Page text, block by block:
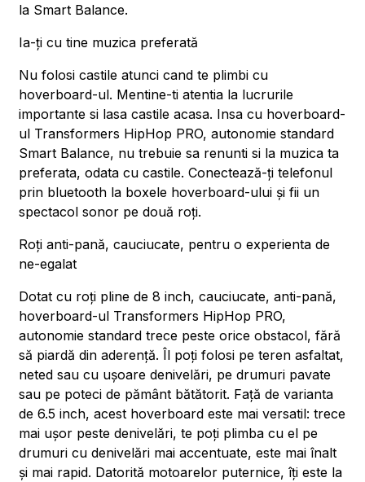
la Smart Balance.
Ia-ți cu tine muzica preferată
Nu folosi castile atunci cand te plimbi cu
hoverboard-ul. Mentine-ti atentia la lucrurile
importante si lasa castile acasa. Insa cu hoverboard-
ul Transformers HipHop PRO, autonomie standard
Smart Balance, nu trebuie sa renunti si la muzica ta
preferata, odata cu castile. Conectează-ți telefonul
prin bluetooth la boxele hoverboard-ului și fii un
spectacol sonor pe două roți.
Roți anti-pană, cauciucate, pentru o experienta de
ne-egalat
Dotat cu roți pline de 8 inch, cauciucate, anti-pană,
hoverboard-ul Transformers HipHop PRO,
autonomie standard trece peste orice obstacol, fără
să piardă din aderență. Îl poți folosi pe teren asfaltat,
neted sau cu ușoare denivelări, pe drumuri pavate
sau pe poteci de pământ bătătorit. Față de varianta
de 6.5 inch, acest hoverboard este mai versatil: trece
mai ușor peste denivelări, te poți plimba cu el pe
drumuri cu denivelări mai accentuate, este mai înalt
și mai rapid. Datorită motoarelor puternice, îți este la